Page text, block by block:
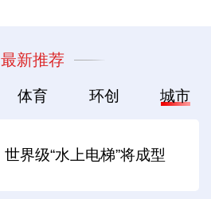
最新推荐
体育 环创 城市
世界级“水上电梯”将成型